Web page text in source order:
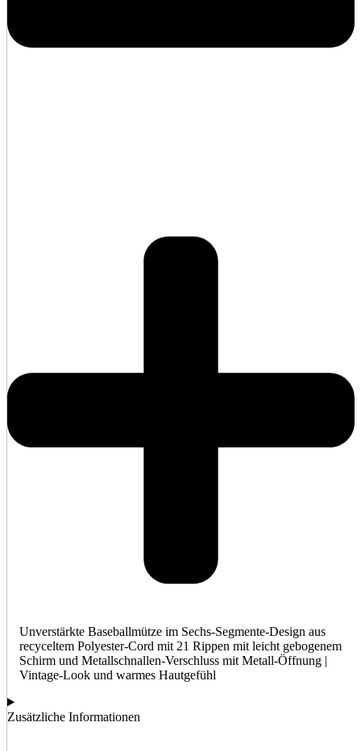
Unverstärkte Baseballmütze im Sechs-Segmente-Design aus
recyceltem Polyester-Cord mit 21 Rippen mit leicht gebogenem
Schirm und Metallschnallen-Verschluss mit Metall-Öffnung |
Vintage-Look und warmes Hautgefühl
Zusätzliche Informationen